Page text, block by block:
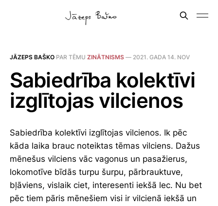
JĀZEPS BAŠKO PAR TĒMU ZINĀTNISMS — 2021. GADA 14. NOV
Sabiedrība kolektīvi
izglītojas vilcienos
Sabiedrība kolektīvi izglītojas vilcienos. Ik pēc
kāda laika brauc noteiktas tēmas vilciens. Dažus
mēnešus vilciens vāc vagonus un pasažierus,
lokomotīve bīdās turpu šurpu, pārbrauktuve,
bļāviens, vislaik ciet, interesenti iekšā lec. Nu bet
pēc tiem pāris mēnešiem visi ir vilcienā iekšā un